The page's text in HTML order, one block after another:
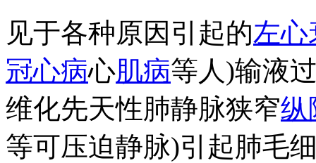
见于各种原因引起的左心
冠心病心肌病等人)输液
维化先天性肺静脉狭窄纵
等可压迫静脉)引起肺毛